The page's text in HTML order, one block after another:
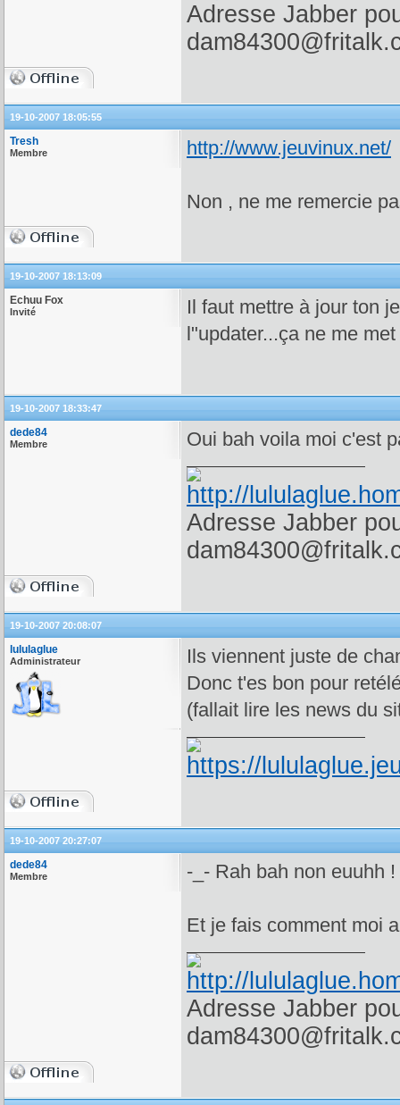
Adresse Jabber
19-10-2007 18:05:55
Tresh
Membre http://www.jeuvinux.net/
Non , ne me remercie
19-10-2007 18:13:09
Echuu Fox
Invité
Il faut mettre à jour ton
l"updater...ça ne me
19-10-2007 18:33:47
dede84
Membre Oui bah voila moi c'est
Adresse Jabber
19-10-2007 20:08:07
lululaglue
Administrateur
Ils viennent juste de
Donc t'es bon pour
(fallait lire les news du
19-10-2007 20:27:07
dede84
Membre -_- Rah bah non euuhh
Et je fais comment moi
Adresse Jabber